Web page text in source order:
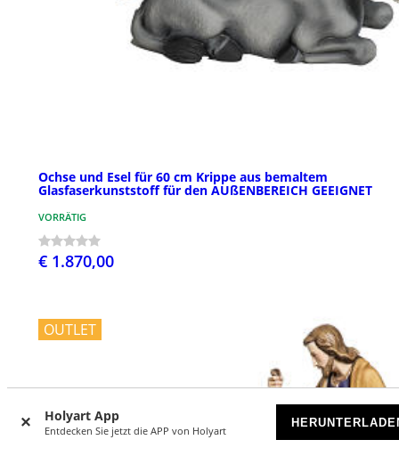
Holyart App
Entdecken Sie jetzt die APP von Holyart
Ochse und Esel für 60 cm Krippe aus bemaltem
Glasfaserkunststoff für den AUßENBEREICH GEEIGNET
VORRÄTIG
€ 1.870,00
OUTLET